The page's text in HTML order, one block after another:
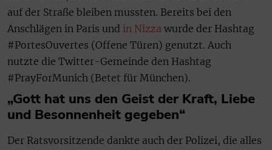
auf der Straße bleiben mussten. Bereits bei den
Anschlägen in Paris und in Nizza wurde der Hashtag
#PortesOuvertes (Offene Türen) genutzt. Auch
nutzte die Twitter-Gemeinde den Hashtag
#PrayForMunich (Betet für München).
„Gott hat uns den Geist der Kraft, Liebe
und Besonnenheit gegeben“
Der Ratsvorsitzende dankte auch der Polizei, die alles